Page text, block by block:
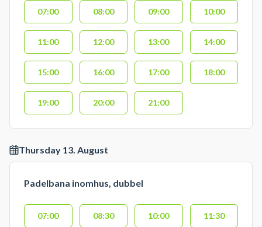
07:00 08:00 09:00 10:00
11:00 12:00 13:00 14:00
15:00 16:00 17:00 18:00
19:00 20:00 21:00
Thursday 13. August
Padelbana inomhus, dubbel
07:00 08:30 10:00 11:30